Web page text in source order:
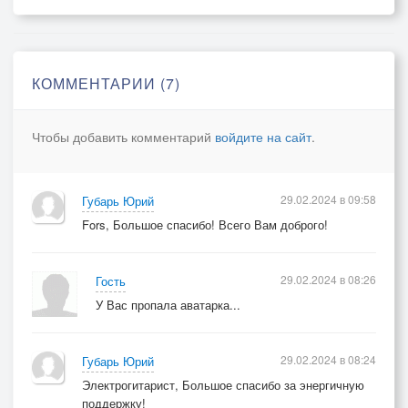
КОММЕНТАРИИ (7)
Чтобы добавить комментарий войдите на сайт.
Губарь Юрий
Fors, Большое спасибо! Всего Вам доброго!
29.02.2024 в 09:58
Гость
У Вас пропала аватарка...
29.02.2024 в 08:26
Губарь Юрий
Электрогитарист, Большое спасибо за энергичную
поддержку!
29.02.2024 в 08:24